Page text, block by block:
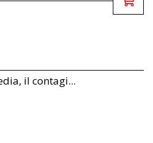
il contagi...